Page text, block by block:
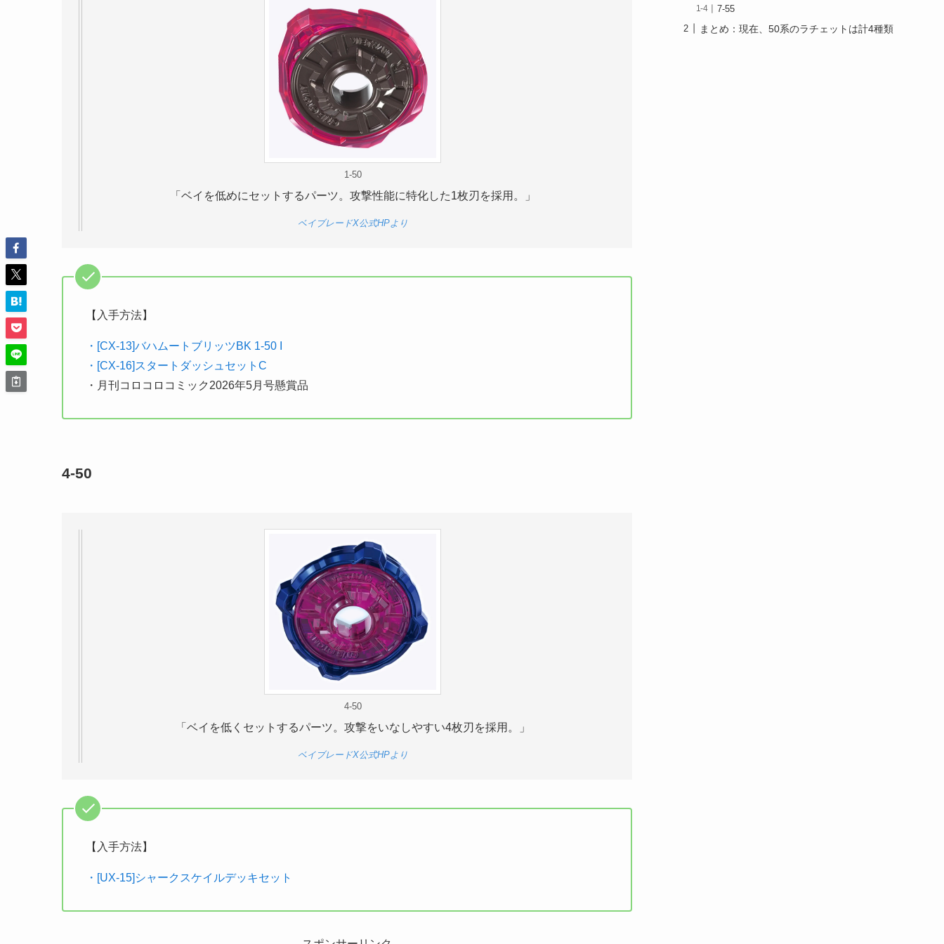
1-50
「ベイを低めにセットするパーツ。攻撃性能に特化した1枚刃を採用。」
ベイブレードX公式HPより
【入手方法】
・[CX-13]バハムートブリッツBK 1-50 I
・[CX-16]スタートダッシュセットC
・月刊コロコロコミック2026年5月号懸賞品
4-50
4-50
「ベイを低くセットするパーツ。攻撃をいなしやすい4枚刃を採用。」
ベイブレードX公式HPより
【入手方法】
・[UX-15]シャークスケイルデッキセット
7-55
まとめ：現在、50系のラチェットは計4種類